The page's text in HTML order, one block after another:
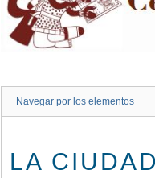
Navegar por los elementos
LA